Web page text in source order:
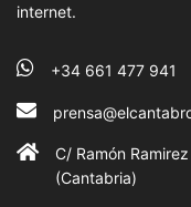
internet.
+34 661 477 941
C/ Ramón
(Cantabria)